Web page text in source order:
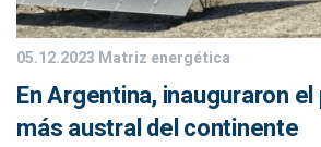
05.12.2023 Matriz energética
En Argentina, inauguraron
más austral del continente